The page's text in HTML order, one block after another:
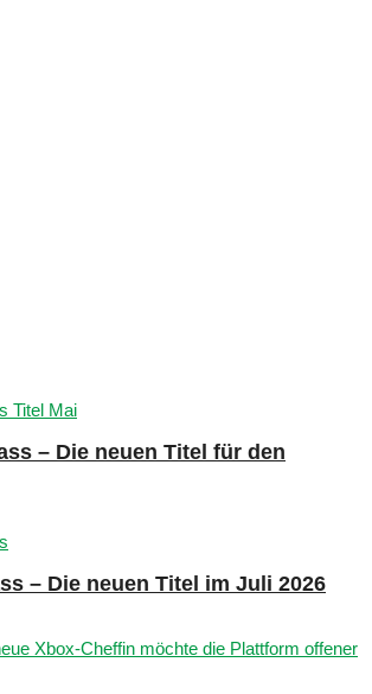
– Die neuen Titel für den
– Die neuen Titel im Juli 2026